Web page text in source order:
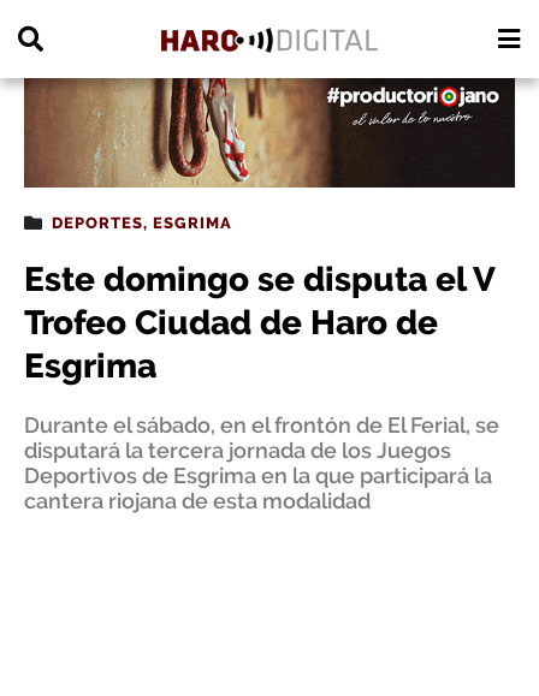
DEPORTES, ESGRIMA
Este domingo se disputa el V
Trofeo Ciudad de Haro de
Esgrima
Durante el sábado, en el frontón de El Ferial, se
disputará la tercera jornada de los Juegos
Deportivos de Esgrima en la que participará la
cantera riojana de esta modalidad